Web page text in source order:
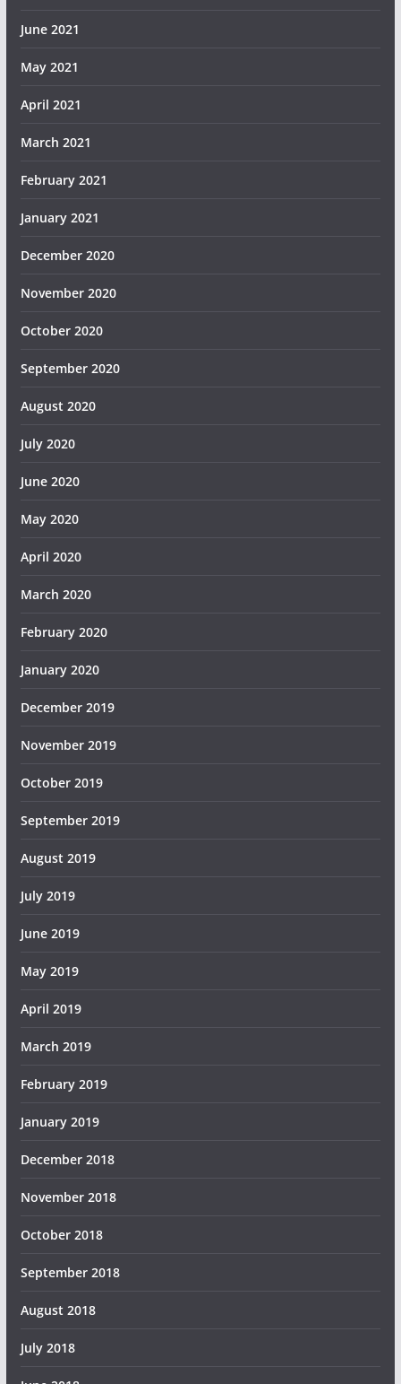
June 2021
May 2021
April 2021
March 2021
February 2021
January 2021
December 2020
November 2020
October 2020
September 2020
August 2020
July 2020
June 2020
May 2020
April 2020
March 2020
February 2020
January 2020
December 2019
November 2019
October 2019
September 2019
August 2019
July 2019
June 2019
May 2019
April 2019
March 2019
February 2019
January 2019
December 2018
November 2018
October 2018
September 2018
August 2018
July 2018